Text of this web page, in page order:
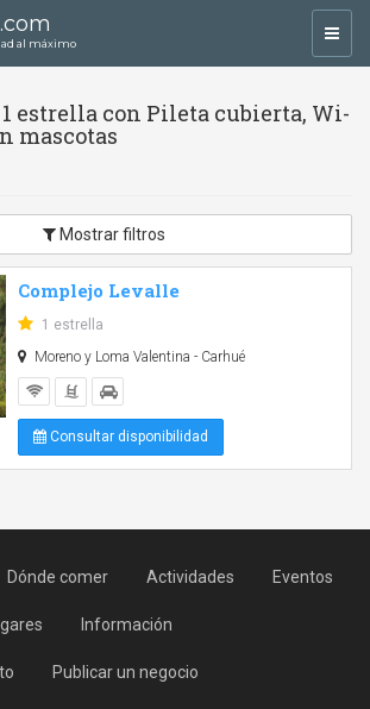
al máximo
estrella con Pileta cubierta, Wi-
mascotas
Mostrar filtros
Complejo Levalle
1 estrella
Moreno y Loma Valentina - Carhué
Consultar disponibilidad
Dónde comer Actividades Eventos
Información
Publicar un negocio